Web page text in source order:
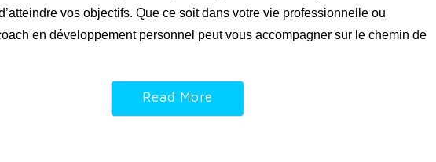
vos objectifs. Que ce soit dans votre vie professionnelle ou
en développement personnel peut vous accompagner sur le chemin de
Read More